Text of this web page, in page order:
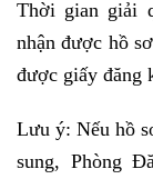
Thời gian giải
nhận được hồ
được giấy đăng
Lưu ý: Nếu hồ
sung, Phòng